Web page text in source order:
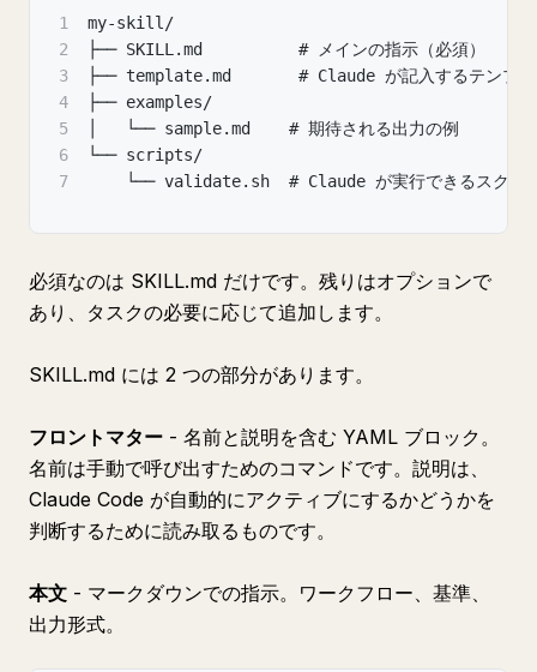
1
my-skill/
2
├── SKILL.md          # メインの指示（必須）
3
├── template.md       # Claude が記入するテンプレ
4
├── examples/
5
│   └── sample.md    # 期待される出力の例
6
└── scripts/
7
└── validate.sh  # Claude が実行できるスクリ
必須なのは SKILL.md だけです。残りはオプションで
あり、タスクの必要に応じて追加します。
SKILL.md には 2 つの部分があります。
フロントマター - 名前と説明を含む YAML ブロック。
名前は手動で呼び出すためのコマンドです。説明は、
Claude Code が自動的にアクティブにするかどうかを
判断するために読み取るものです。
本文 - マークダウンでの指示。ワークフロー、基準、
出力形式。